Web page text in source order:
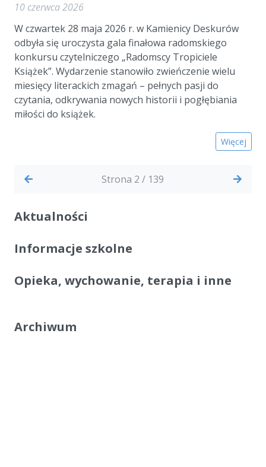
10 czerwca 2026
W czwartek 28 maja 2026 r. w Kamienicy Deskurów
odbyła się uroczysta gala finałowa radomskiego
konkursu czytelniczego „Radomscy Tropiciele
Książek”. Wydarzenie stanowiło zwieńczenie wielu
miesięcy literackich zmagań – pełnych pasji do
czytania, odkrywania nowych historii i pogłębiania
miłości do książek.
Więcej
Strona 2 / 139
Aktualności
Informacje szkolne
Opieka, wychowanie, terapia i inne
Archiwum